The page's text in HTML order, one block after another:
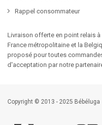
Rappel consommateur
Livraison offerte en point relais
France métropolitaine et la
proposé pour toutes
d'acceptation par notre
Copyright © 2013 - 2025 Bébéluga